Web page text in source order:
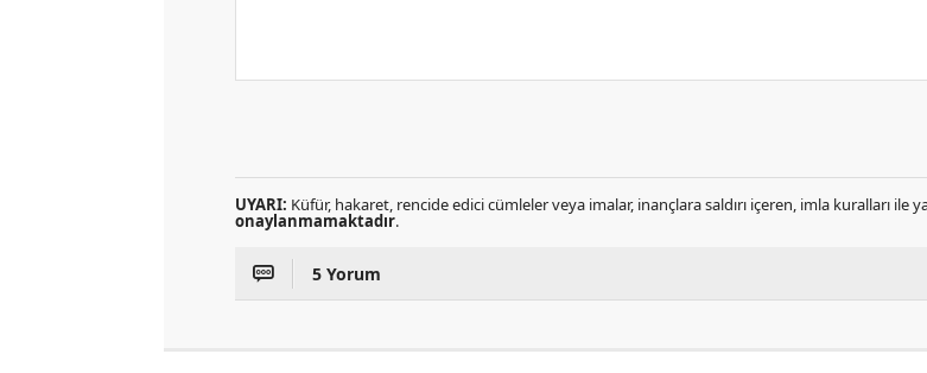
UYARI: Küfür, hakaret, rencide edici cümleler veya imalar, inançlara saldırı içeren, imla kuralları ile
onaylanmamaktadır.
5 Yorum